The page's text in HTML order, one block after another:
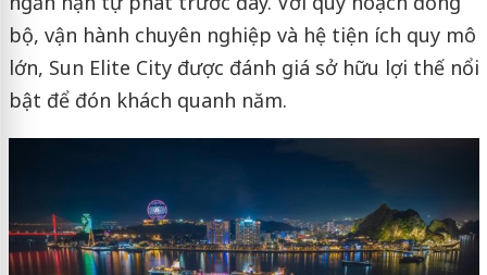
bộ, vận hành chuyên nghiệp và hệ tiện ích quy mô
lớn, Sun Elite City được đánh giá sở hữu lợi thế nổi
bật để đón khách quanh năm.